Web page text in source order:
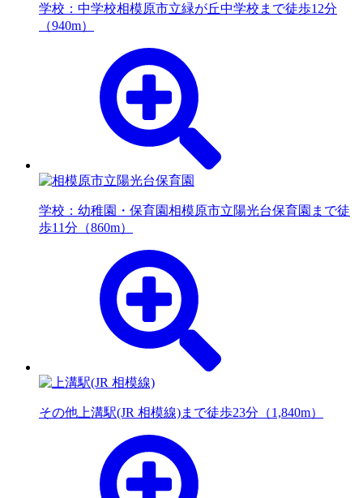
学校：中学校相模原市立緑が丘中学校まで徒歩12分
（940m）
学校：幼稚園・保育園相模原市立陽光台保育園まで徒
歩11分（860m）
その他 上溝駅(JR 相模線)まで徒歩23分（1,840m）